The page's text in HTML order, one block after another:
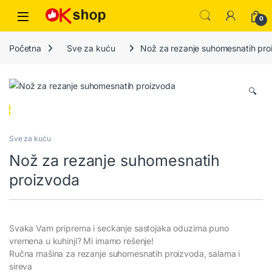
0
Početna Sve za kuću Nož za rezanje suhomesnatih
🔍
Sve za kuću
Nož za rezanje suhomesnatih
proizvoda
Svaka Vam priprema i seckanje sastojaka oduzima puno
vremena u kuhinji? Mi imamo rešenje!
Ručna mašina za rezanje suhomesnatih proizvoda, salama i
sireva